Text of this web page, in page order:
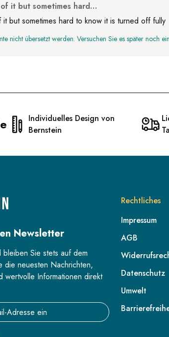
it but sometimes hard…
but sometimes hard to know it is turned off fully
nicht übersetzt werden. Versuchen Sie es später noch
Individuelles Design von
Bernstein
Newsletter
Sie stets auf dem
die neuesten Nachrichten,
wertvolle Informationen direkt
Rechtliches
Impressum
AGB
Datenschutz
Umwelt